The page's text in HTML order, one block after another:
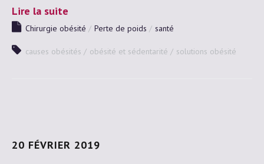
Lire la suite
Chirurgie obésité Perte de poids santé
causes obésités obésité et sédentarité solutions obésité
20 FÉVRIER 2019